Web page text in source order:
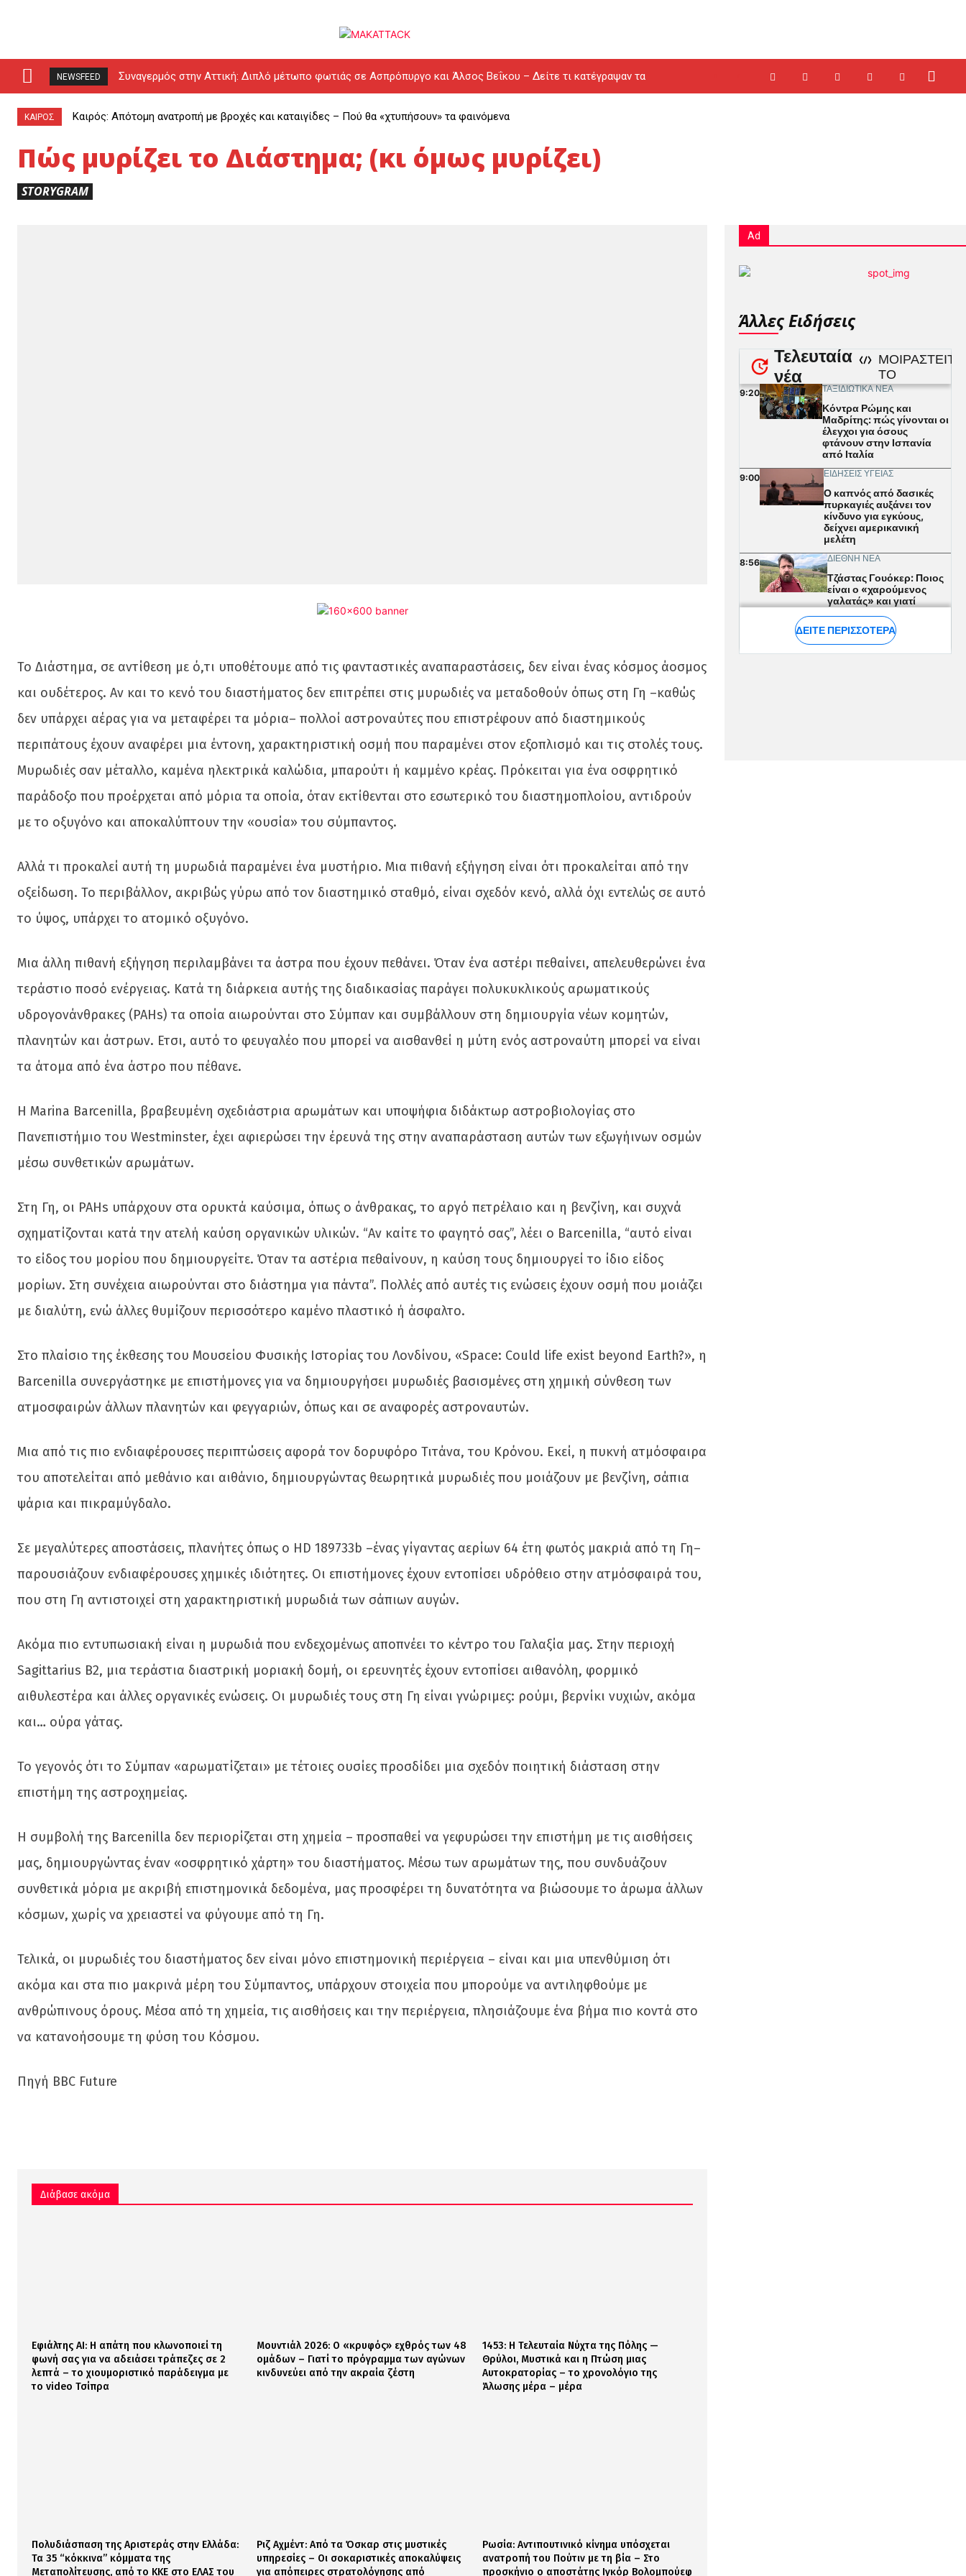
NEWSFEED
Συναγερμός στην Αττική: Διπλό μέτωπο φωτιάς σε Ασπρόπυργο και Άλσος Βεΐκου – Δείτε τι κατέγραψαν τα
drones (video)
ΚΑΙΡΟΣ Καιρός: Απότομη ανατροπή με βροχές και καταιγίδες – Πού θα «χτυπήσουν» τα φαινόμενα
Πώς μυρίζει το Διάστημα; (κι όμως μυρίζει)
STORYGRAM
Το Διάστημα, σε αντίθεση με ό,τι υποθέτουμε από τις φανταστικές αναπαραστάσεις, δεν είναι ένας κόσμος άοσμος
και ουδέτερος. Αν και το κενό του διαστήματος δεν επιτρέπει στις μυρωδιές να μεταδοθούν όπως στη Γη –καθώς
δεν υπάρχει αέρας για να μεταφέρει τα μόρια– πολλοί αστροναύτες που επιστρέφουν από διαστημικούς
περιπάτους έχουν αναφέρει μια έντονη, χαρακτηριστική οσμή που παραμένει στον εξοπλισμό και τις στολές τους.
Μυρωδιές σαν μέταλλο, καμένα ηλεκτρικά καλώδια, μπαρούτι ή καμμένο κρέας. Πρόκειται για ένα οσφρητικό
παράδοξο που προέρχεται από μόρια τα οποία, όταν εκτίθενται στο εσωτερικό του διαστημοπλοίου, αντιδρούν
με το οξυγόνο και αποκαλύπτουν την «ουσία» του σύμπαντος.
Αλλά τι προκαλεί αυτή τη μυρωδιά παραμένει ένα μυστήριο. Μια πιθανή εξήγηση είναι ότι προκαλείται από την
οξείδωση. Το περιβάλλον, ακριβώς γύρω από τον διαστημικό σταθμό, είναι σχεδόν κενό, αλλά όχι εντελώς σε αυτό
το ύψος, υπάρχει το ατομικό οξυγόνο.
Μια άλλη πιθανή εξήγηση περιλαμβάνει τα άστρα που έχουν πεθάνει. Όταν ένα αστέρι πεθαίνει, απελευθερώνει ένα
τεράστιο ποσό ενέργειας. Κατά τη διάρκεια αυτής της διαδικασίας παράγει πολυκυκλικούς αρωματικούς
υδρογονάνθρακες (PAHs) τα οποία αιωρούνται στο Σύμπαν και συμβάλλουν στη δημιουργία νέων κομητών,
πλανητών και άστρων. Ετσι, αυτό το φευγαλέο που μπορεί να αισθανθεί η μύτη ενός αστροναύτη μπορεί να είναι
τα άτομα από ένα άστρο που πέθανε.
Η Marina Barcenilla, βραβευμένη σχεδιάστρια αρωμάτων και υποψήφια διδάκτωρ αστροβιολογίας στο
Πανεπιστήμιο του Westminster, έχει αφιερώσει την έρευνά της στην αναπαράσταση αυτών των εξωγήινων οσμών
μέσω συνθετικών αρωμάτων.
Στη Γη, οι PAHs υπάρχουν στα ορυκτά καύσιμα, όπως ο άνθρακας, το αργό πετρέλαιο και η βενζίνη, και συχνά
σχηματίζονται κατά την ατελή καύση οργανικών υλικών. “Αν καίτε το φαγητό σας”, λέει ο Barcenilla, “αυτό είναι
το είδος του μορίου που δημιουργείτε. Όταν τα αστέρια πεθαίνουν, η καύση τους δημιουργεί το ίδιο είδος
μορίων. Στη συνέχεια αιωρούνται στο διάστημα για πάντα”. Πολλές από αυτές τις ενώσεις έχουν οσμή που μοιάζει
με διαλύτη, ενώ άλλες θυμίζουν περισσότερο καμένο πλαστικό ή άσφαλτο.
Στο πλαίσιο της έκθεσης του Μουσείου Φυσικής Ιστορίας του Λονδίνου, «Space: Could life exist beyond Earth?», η
Barcenilla συνεργάστηκε με επιστήμονες για να δημιουργήσει μυρωδιές βασισμένες στη χημική σύνθεση των
ατμοσφαιρών άλλων πλανητών και φεγγαριών, όπως και σε αναφορές αστροναυτών.
Μια από τις πιο ενδιαφέρουσες περιπτώσεις αφορά τον δορυφόρο Τιτάνα, του Κρόνου. Εκεί, η πυκνή ατμόσφαιρα
του αποτελείται από μεθάνιο και αιθάνιο, δημιουργώντας θεωρητικά μυρωδιές που μοιάζουν με βενζίνη, σάπια
ψάρια και πικραμύγδαλο.
Σε μεγαλύτερες αποστάσεις, πλανήτες όπως ο HD 189733b –ένας γίγαντας αερίων 64 έτη φωτός μακριά από τη Γη–
παρουσιάζουν ενδιαφέρουσες χημικές ιδιότητες. Οι επιστήμονες έχουν εντοπίσει υδρόθειο στην ατμόσφαιρά του,
που στη Γη αντιστοιχεί στη χαρακτηριστική μυρωδιά των σάπιων αυγών.
Ακόμα πιο εντυπωσιακή είναι η μυρωδιά που ενδεχομένως αποπνέει το κέντρο του Γαλαξία μας. Στην περιοχή
Sagittarius B2, μια τεράστια διαστρική μοριακή δομή, οι ερευνητές έχουν εντοπίσει αιθανόλη, φορμικό
αιθυλεστέρα και άλλες οργανικές ενώσεις. Οι μυρωδιές τους στη Γη είναι γνώριμες: ρούμι, βερνίκι νυχιών, ακόμα
και… ούρα γάτας.
Το γεγονός ότι το Σύμπαν «αρωματίζεται» με τέτοιες ουσίες προσδίδει μια σχεδόν ποιητική διάσταση στην
επιστήμη της αστροχημείας.
Η συμβολή της Barcenilla δεν περιορίζεται στη χημεία – προσπαθεί να γεφυρώσει την επιστήμη με τις αισθήσεις
μας, δημιουργώντας έναν «οσφρητικό χάρτη» του διαστήματος. Μέσω των αρωμάτων της, που συνδυάζουν
συνθετικά μόρια με ακριβή επιστημονικά δεδομένα, μας προσφέρει τη δυνατότητα να βιώσουμε το άρωμα άλλων
κόσμων, χωρίς να χρειαστεί να φύγουμε από τη Γη.
Τελικά, οι μυρωδιές του διαστήματος δεν είναι μόνο επιστημονική περιέργεια – είναι και μια υπενθύμιση ότι
ακόμα και στα πιο μακρινά μέρη του Σύμπαντος, υπάρχουν στοιχεία που μπορούμε να αντιληφθούμε με
ανθρώπινους όρους. Μέσα από τη χημεία, τις αισθήσεις και την περιέργεια, πλησιάζουμε ένα βήμα πιο κοντά στο
να κατανοήσουμε τη φύση του Κόσμου.
Πηγή BBC Future
Διάβασε ακόμα
Εφιάλτης AI: Η απάτη που κλωνοποιεί τη
φωνή σας για να αδειάσει τράπεζες σε 2
λεπτά – το χιουμοριστικό παράδειγμα με
το video Τσίπρα
Μουντιάλ 2026: Ο «κρυφός» εχθρός των 48
ομάδων – Γιατί το πρόγραμμα των αγώνων
κινδυνεύει από την ακραία ζέστη
1453: Η Τελευταία Νύχτα της Πόλης —
Θρύλοι, Μυστικά και η Πτώση μιας
Αυτοκρατορίας – το χρονολόγιο της
Άλωσης μέρα – μέρα
Πολυδιάσπαση της Αριστεράς στην Ελλάδα:
Τα 35 “κόκκινα” κόμματα της
Μεταπολίτευσης, από το ΚΚΕ στο ΕΛΑΣ του
Ριζ Αχμέντ: Από τα Όσκαρ στις μυστικές
υπηρεσίες – Οι σοκαριστικές αποκαλύψεις
για απόπειρες στρατολόγησης από
Ρωσία: Αντιπουτινικό κίνημα υπόσχεται
ανατροπή του Πούτιν με τη βία – Στο
προσκήνιο ο αποστάτης Ιγκόρ Βολομπούεφ
Ad
Άλλες Ειδήσεις